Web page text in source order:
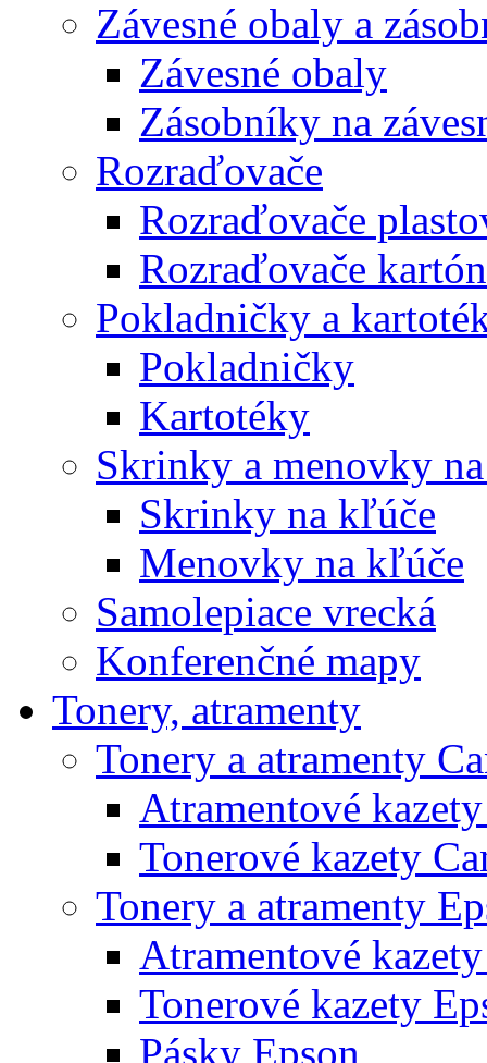
Závesné obaly a
Závesné obaly
Zásobníky na
Rozraďovače
Rozraďovače
Rozraďovače
Pokladničky a
Pokladničky
Kartotéky
Skrinky a menovky
Skrinky na kľúče
Menovky na kľúče
Samolepiace vrecká
Konferenčné mapy
Tonery, atramenty
Tonery a atramenty
Atramentové
Tonerové kazety
Tonery a atramenty
Atramentové
Tonerové kazety
Pásky Epson